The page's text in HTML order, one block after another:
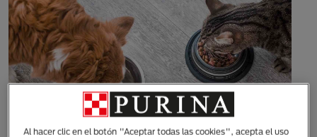
Al hacer clic en el botón "Aceptar todas las cookies", acepta el uso